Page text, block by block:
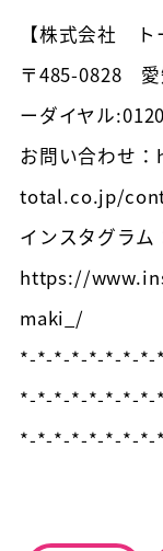
【株式会社 ト
〒485-0828
ーダイヤル
お問い合わせ
total.co.jp/
インスタグラム
https://
maki_/
*-*-*-*-*-*-*-
*-*-*-*-*-*-*-
*-*-*-*-*-*-*-